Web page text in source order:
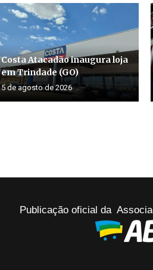
Costa Atacadão inaugura loja
em Trindade (GO)
5 de agosto de 2026
Publicação oficial da